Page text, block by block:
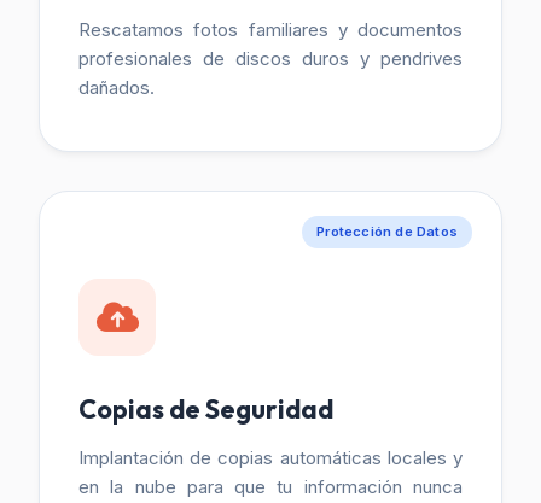
Rescatamos fotos familiares y documentos
profesionales de discos duros y pendrives
dañados.
Protección de Datos
Copias de Seguridad
Implantación de copias automáticas locales y
en la nube para que tu información nunca